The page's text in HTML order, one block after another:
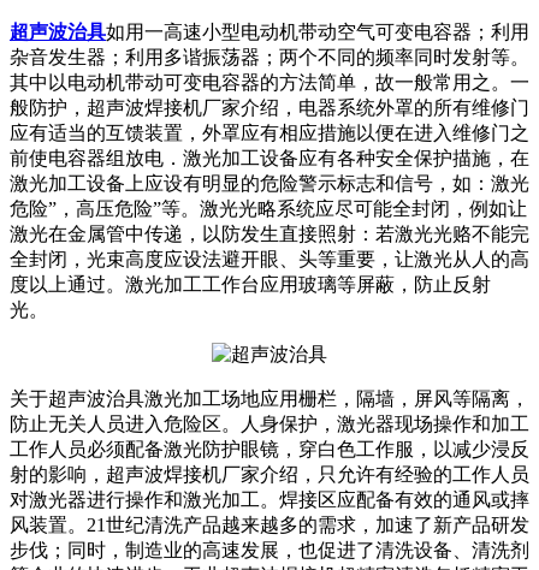
超声波治具如用一高速小型电动机带动空气可变电容器；利用
杂音发生器；利用多谐振荡器；两个不同的频率同时发射等。
其中以电动机带动可变电容器的方法简单，故一般常用之。一
般防护，超声波焊接机厂家介绍，电器系统外罩的所有维修门
应有适当的互馈装置，外罩应有相应措施以便在进入维修门之
前使电容器组放电．激光加工设备应有各种安全保护描施，在
激光加工设备上应设有明显的危险警示标志和信号，如：激光
危险”，高压危险”等。激光光略系统应尽可能全封闭，例如让
激光在金属管中传递，以防发生直接照射：若激光光赂不能完
全封闭，光束高度应设法避开眼、头等重要，让激光从人的高
度以上通过。激光加工工作台应用玻璃等屏蔽，防止反射
光。
关于超声波治具激光加工场地应用栅栏，隔墙，屏风等隔离，
防止无关人员进入危险区。人身保护，激光器现场操作和加工
工作人员必须配备激光防护眼镜，穿白色工作服，以减少浸反
射的影响，超声波焊接机厂家介绍，只允许有经验的工作人员
对激光器进行操作和激光加工。焊接区应配备有效的通风或摔
风装置。21世纪清洗产品越来越多的需求，加速了新产品研发
步伐；同时，制造业的高速发展，也促进了清洗设备、清洗剂